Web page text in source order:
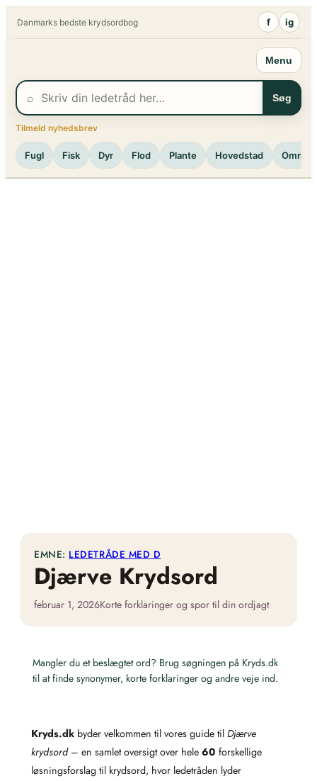
Danmarks bedste krydsordbog f ig
Menu
⌕ Søg
Tilmeld nyhedsbrev
Fugl Fisk Dyr Flod Plante Hovedstad Område
EMNE: LEDETRÅDE MED D
Djærve Krydsord
februar 1, 2026Korte forklaringer og spor til din ordjagt
Mangler du et beslægtet ord? Brug søgningen på Kryds.dk
til at finde synonymer, korte forklaringer og andre veje ind.
Kryds.dk byder velkommen til vores guide til Djærve
krydsord– en samlet oversigt over hele 60 forskellige
løsningsforslag til krydsord, hvor ledetråden lyder